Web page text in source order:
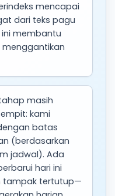
mencapai
dari teks pagu
membantu
menggantikan
masih
kami
batas
(berdasarkan
jadwal). Ada
hari ini
tampak tertutup—